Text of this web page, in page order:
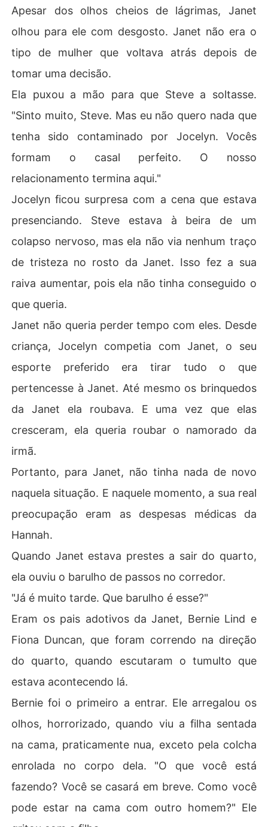
Apesar dos olhos cheios de lágrimas, Janet
olhou para ele com desgosto. Janet não era o
tipo de mulher que voltava atrás depois de
tomar uma decisão.
Ela puxou a mão para que Steve a soltasse.
"Sinto muito, Steve. Mas eu não quero nada que
tenha sido contaminado por Jocelyn. Vocês
formam o casal perfeito. O nosso
relacionamento termina aqui."
Jocelyn ficou surpresa com a cena que estava
presenciando. Steve estava à beira de um
colapso nervoso, mas ela não via nenhum traço
de tristeza no rosto da Janet. Isso fez a sua
raiva aumentar, pois ela não tinha conseguido o
que queria.
Janet não queria perder tempo com eles. Desde
criança, Jocelyn competia com Janet, o seu
esporte preferido era tirar tudo o que
pertencesse à Janet. Até mesmo os brinquedos
da Janet ela roubava. E uma vez que elas
cresceram, ela queria roubar o namorado da
irmã.
Portanto, para Janet, não tinha nada de novo
naquela situação. E naquele momento, a sua real
preocupação eram as despesas médicas da
Hannah.
Quando Janet estava prestes a sair do quarto,
ela ouviu o barulho de passos no corredor.
"Já é muito tarde. Que barulho é esse?"
Eram os pais adotivos da Janet, Bernie Lind e
Fiona Duncan, que foram correndo na direção
do quarto, quando escutaram o tumulto que
estava acontecendo lá.
Bernie foi o primeiro a entrar. Ele arregalou os
olhos, horrorizado, quando viu a filha sentada
na cama, praticamente nua, exceto pela colcha
enrolada no corpo dela. "O que você está
fazendo? Você se casará em breve. Como você
pode estar na cama com outro homem?" Ele